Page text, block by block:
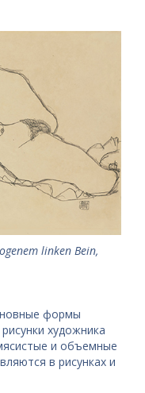
linken Bein,
формы
художника
и объемные
в рисунках и